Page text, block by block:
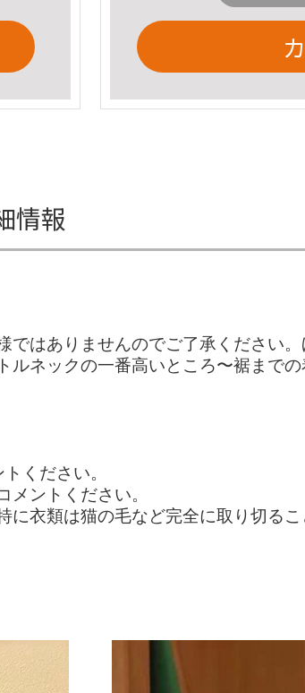
情報
はありませんのでご了承ください。
ネックの一番高いところ〜裾までの
ください。
メントください。
衣類は猫の毛など完全に取り切る